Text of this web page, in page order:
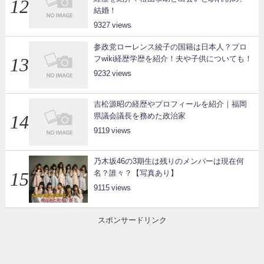
結婚！
9327
参政党ローレンス綾子の国籍は日本人？プロ
フwiki経歴学歴を紹介！夫や子供についても！
9232
吉松源昭の経歴やプロフィールを紹介｜福岡
県議会議長を務めた政治家
9119
乃木坂46の3期生は残りのメンバーは現在何
名？誰々？【写真あり】
9115
スポンサードリンク